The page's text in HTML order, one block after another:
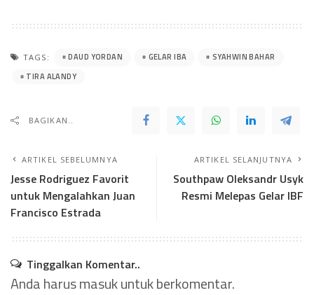
TAGS: DAUD YORDAN GELAR IBA
SYAHWIN BAHAR
TIRA ALANDY
BAGIKAN..
ARTIKEL SEBELUMNYA
Jesse Rodriguez Favorit
untuk Mengalahkan Juan
Francisco Estrada
ARTIKEL SELANJUTNYA
Southpaw Oleksandr Usyk
Resmi Melepas Gelar IBF
Tinggalkan Komentar..
Anda harusmasukuntuk berkomentar.